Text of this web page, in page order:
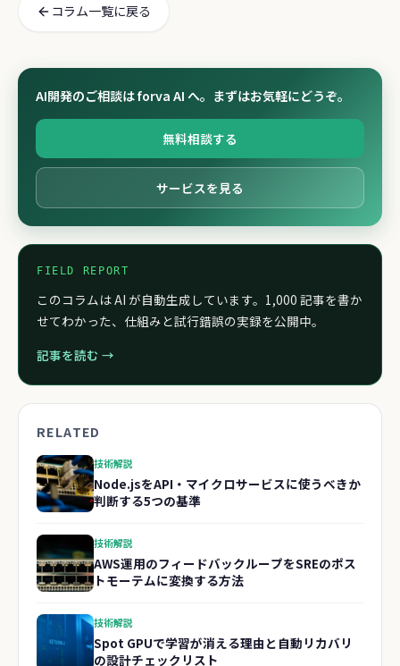
コラム一覧に戻る
AI開発のご相談は forva AI へ。まずはお気軽にどうぞ。
無料相談する
サービスを見る
FIELD REPORT
このコラムは AI が自動生成しています。1,000 記事を書か
せてわかった、仕組みと試行錯誤の実録を公開中。
記事を読む →
RELATED
技術解説
Node.jsをAPI・マイクロサービスに使うべきか
判断する5つの基準
技術解説
AWS運用のフィードバックループをSREのポス
トモーテムに変換する方法
技術解説
Spot GPUで学習が消える理由と自動リカバリ
の設計チェックリスト